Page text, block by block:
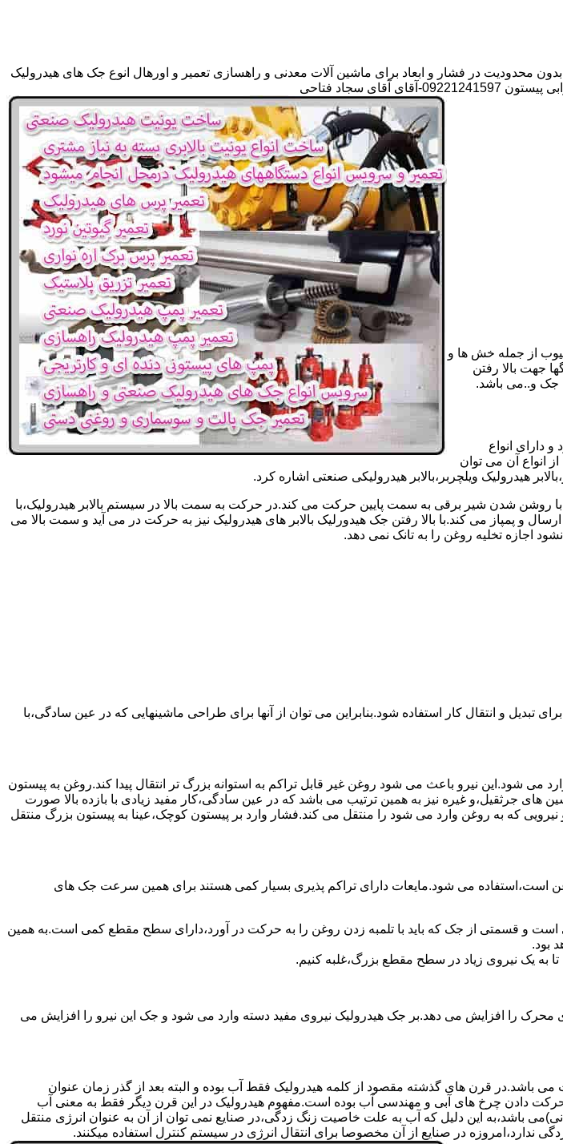
محدودیت در فشار و ابعاد برای ماشین آلات معدنی و راهسازی تعمیر و اورهال انوع جک های هیدرولیک
سجاد فتاحی
از جمله خش ها و
جهت بالا رفتن
جک و..می باشد.
دارای انواع
انواع آن می توان
هیدرولیک ویلچربر،بالابر هیدرولیکی صنعتی اشاره کرد.
روشن شدن شیر برقی به سمت پایین حرکت می کند.در حرکت به سمت بالا در سیستم بالابر هیدرولیک،با
می کند.با بالا رفتن جک هیدورلیک بالابر های هیدرولیک نیز به حرکت در می آید و سمت بالا می
اجازه تخلیه روغن را به تانک نمی دهد.
و انتقال کار استفاده شود.بنابراین می توان از آنها برای طراحی ماشینهایی که در عین سادگی،با
شود.این نیرو باعث می شود روغن غیر قابل تراکم به استوانه بزرگ تر انتقال پیدا کند.روغن به پیستون
های جرثقیل،و غیره نیز به همین ترتیب می باشد که در عین سادگی،کار مفید زیادی با بازده بالا صورت
که به روغن وارد می شود را منتقل می کند.فشار وارد بر پیستون کوچک،عینا به پیستون بزرگ منتقل
است،استفاده می شود.مایعات دارای تراکم پذیری بسیار کمی هستند برای همین سرعت جک های
و قسمتی از جک که باید با تلمبه زدن روغن را به حرکت در آورد،دارای سطح مقطع کمی است.به همین
بود.
به یک نیروی زیاد در سطح مقطع بزرگ،غلبه کنیم.
را افزایش می دهد.بر جک هیدرولیک نیروی مفید دسته وارد می شود و جک این نیرو را افزایش می
باشد.در قرن های گذشته مقصود از کلمه هیدرولیک فقط آب بوده و البته بعد از گذر زمان عنوان
دادن چرخ های آبی و مهندسی آب بوده است.مفهوم هیدرولیک در این قرن دیگر فقط به معنی آب
باشد،به این دلیل که آب به علت خاصیت زنگ زدگی،در صنایع نمی توان از آن به عنوان انرژی منتقل
در صنایع از آن مخصوصا برای انتقال انرژی در سیستم کنترل استفاده میکنند.